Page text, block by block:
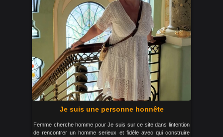
Je suis une personne honnête
Femme cherche homme pour Je suis sur ce site dans lintention
de rencontrer un homme serieux et fidèle avec qui construire